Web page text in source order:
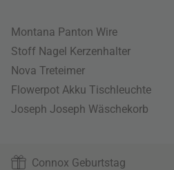
Montana Panton Wire
Stoff Nagel Kerzenhalter
Nova Treteimer
Flowerpot Akku Tischleuchte
Joseph Joseph Wäschekorb
Connox Geburtstag